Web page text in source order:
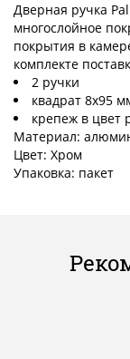
Дверная ручка
многослойное
покрытия в
комплекте
2 ручки
квадрат 8х95
крепеж в цвет
Материал:
Цвет: Хром
Упаковка: пакет